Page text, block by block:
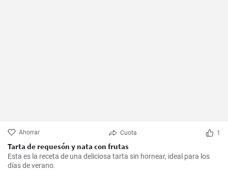
Ahorrar Cuota 1
Tarta de requesón y nata con frutas
Esta es la receta de una deliciosa tarta sin hornear, ideal para los
días de verano.